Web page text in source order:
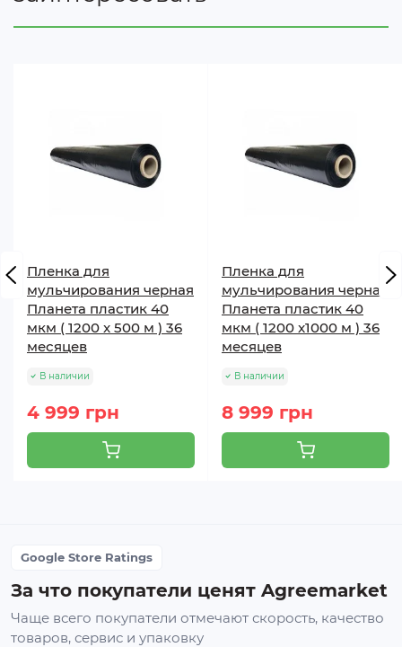
Пленка для
мульчирования черная
Планета пластик 40
мкм ( 1200 x 500 м ) 36
месяцев
В наличии
4 999 грн
Пленка для
мульчирования черная
Планета пластик 40
мкм ( 1200 x1000 м ) 36
месяцев
В наличии
8 999 грн
Google Store Ratings
За что покупатели ценят Agreemarket
Чаще всего покупатели отмечают скорость, качество
товаров, сервис и упаковку